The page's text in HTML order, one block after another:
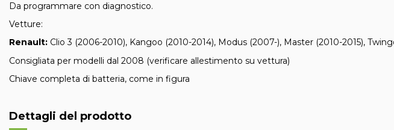
Da programmare con diagnostico.
Vetture:
Renault: Clio 3 (2006-2010), Kangoo (2010-2014), Modus (2007-), Master (2010-2015),
Consigliata per modelli dal 2008 (verificare allestimento su vettura)
Chiave completa di batteria, come in figura
Dettagli del prodotto